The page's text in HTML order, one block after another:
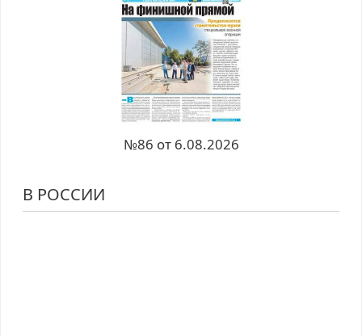
№86 от 6.08.2026
В РОССИИ